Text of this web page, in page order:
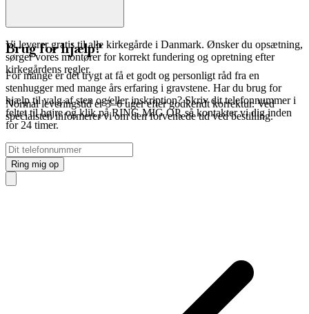
Vi leverer gratis til alle kirkegårde i Danmark. Ønsker du opsætning,
sørger vores montører for korrekt fundering og opretning efter
kirkegårdens regler.
Normal leveringstid er 3–6 uger efter godkendt korrektur. Ved
specialsten informerer vi om den forventede tid ved bestilling.
Brug for hjælp?
For mange er det trygt at få et godt og personligt råd fra en
stenhugger med mange års erfaring i gravstene. Har du brug for
hjælp til valg af sten og/eller inskription? Skriv dit telefonnummer i
feltet til højre og klik på RING MIG OP, så kontakter vi dig inden
for 24 timer.